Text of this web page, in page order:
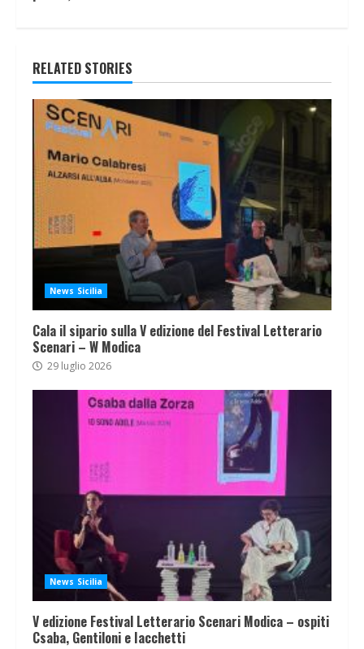
RELATED STORIES
News Sicilia
Cala il sipario sulla V edizione del Festival Letterario
Scenari – W Modica
29 luglio 2026
News Sicilia
V edizione Festival Letterario Scenari Modica – ospiti
Csaba, Gentiloni e Iacchetti